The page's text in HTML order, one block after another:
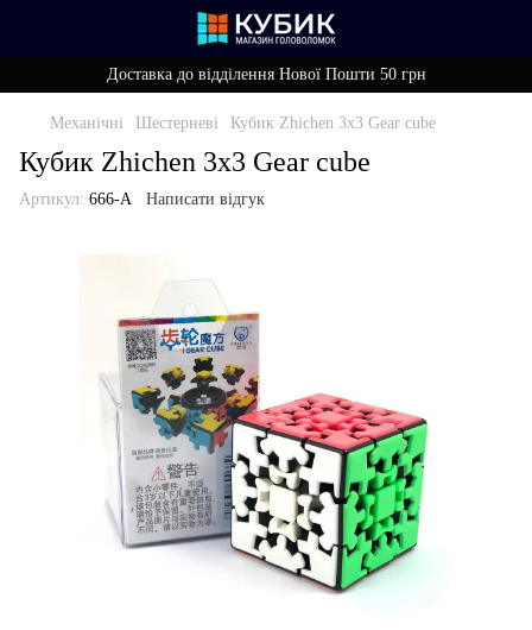
Доставка до відділення Нової Пошти 50 грн
Механічні Шестерневі Кубик Zhichen 3х3 Gear cube
Кубик Zhichen 3х3 Gear cube
Артикул: 666-A Написати відгук